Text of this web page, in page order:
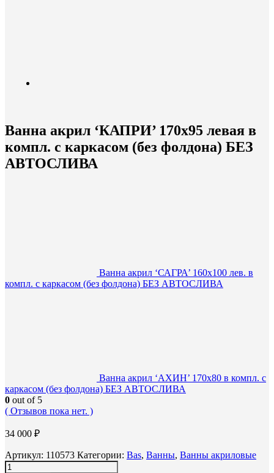
Ванна акрил ‘КАПРИ’ 170х95 левая в
компл. с каркасом (без фолдона) БЕЗ
АВТОСЛИВА
Ванна акрил ‘САГРА’ 160х100 лев. в
компл. с каркасом (без фолдона) БЕЗ АВТОСЛИВА
Ванна акрил ‘АХИН’ 170х80 в компл. с
каркасом (без фолдона) БЕЗ АВТОСЛИВА
0 out of 5
( Отзывов пока нет. )
34 000 ₽
Артикул: 110573 Категории: Bas, Ванны, Ванны акриловые